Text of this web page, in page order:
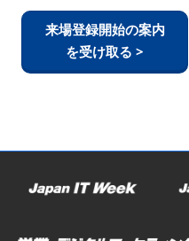
来場登録開始の案内
を受け取る >